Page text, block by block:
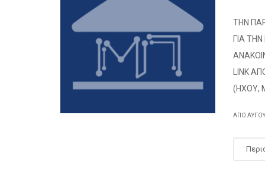
ΤΗΝ
ΓΙΑ
LINK
(ΗΧΟΥ,
ΑΠΌ